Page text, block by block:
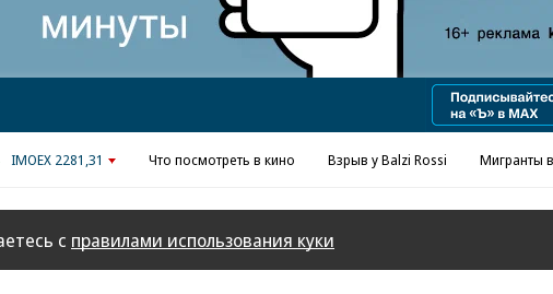
IMOEX 2281,31 Что посмотреть в кино Взрыв у Balzi Rossi Мигранты
с правилами использования куки